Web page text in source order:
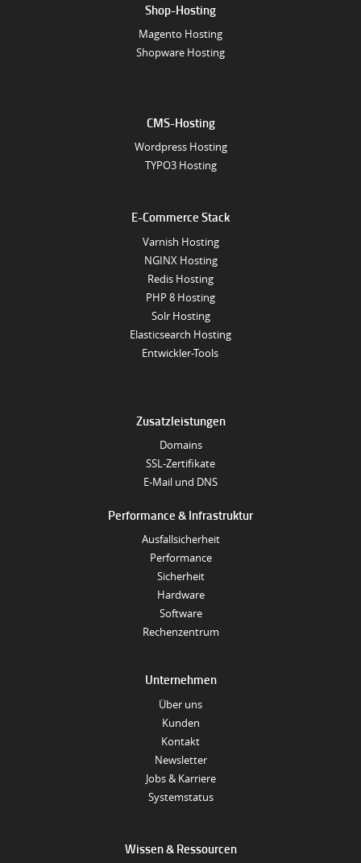
Shop-Hosting
Magento Hosting
Shopware Hosting
CMS-Hosting
Wordpress Hosting
TYPO3 Hosting
E-Commerce Stack
Varnish Hosting
NGINX Hosting
Redis Hosting
PHP 8 Hosting
Solr Hosting
Elasticsearch Hosting
Entwickler-Tools
Zusatzleistungen
Domains
SSL-Zertifikate
E-Mail und DNS
Performance & Infrastruktur
Ausfallsicherheit
Performance
Sicherheit
Hardware
Software
Rechenzentrum
Unternehmen
Über uns
Kunden
Kontakt
Newsletter
Jobs & Karriere
Systemstatus
Wissen & Ressourcen